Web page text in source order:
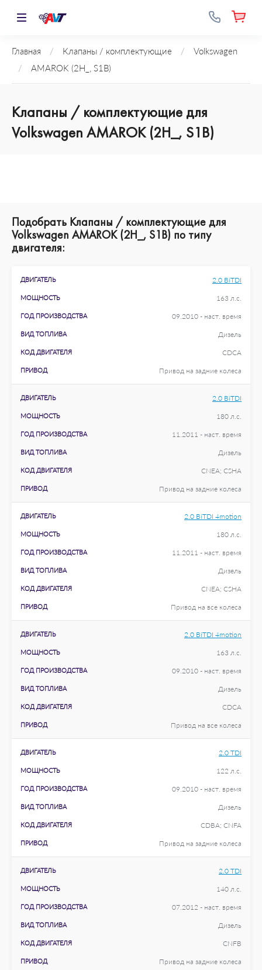
Главная / Клапаны / комплектующие /
Volkswagen
/
AMAROK (2H_, S1B)
Клапаны / комплектующие для
Volkswagen AMAROK (2H_, S1B)
Подобрать Клапаны / комплектующие для
Volkswagen AMAROK (2H_, S1B) по типу
двигателя:
ДВИГАТЕЛЬ 2.0 BiTDI
МОЩНОСТЬ 163 л.с.
ГОД ПРОИЗВОДСТВА 09.2010 - наст. время
ВИД ТОПЛИВА Дизель
КОД ДВИГАТЕЛЯ CDCA
ПРИВОД Привод на задние колеса
ДВИГАТЕЛЬ 2.0 BiTDI
МОЩНОСТЬ 180 л.с.
ГОД ПРОИЗВОДСТВА 11.2011 - наст. время
ВИД ТОПЛИВА Дизель
КОД ДВИГАТЕЛЯ CNEA; CSHA
ПРИВОД Привод на задние колеса
ДВИГАТЕЛЬ 2.0 BiTDI 4motion
МОЩНОСТЬ 180 л.с.
ГОД ПРОИЗВОДСТВА 11.2011 - наст. время
ВИД ТОПЛИВА Дизель
КОД ДВИГАТЕЛЯ CNEA; CSHA
ПРИВОД Привод на все колеса
ДВИГАТЕЛЬ 2.0 BiTDI 4motion
МОЩНОСТЬ 163 л.с.
ГОД ПРОИЗВОДСТВА 09.2010 - наст. время
ВИД ТОПЛИВА Дизель
КОД ДВИГАТЕЛЯ CDCA
ПРИВОД Привод на все колеса
ДВИГАТЕЛЬ 2.0 TDI
МОЩНОСТЬ 122 л.с.
ГОД ПРОИЗВОДСТВА 09.2010 - наст. время
ВИД ТОПЛИВА Дизель
КОД ДВИГАТЕЛЯ CDBA; CNFA
ПРИВОД Привод на задние колеса
ДВИГАТЕЛЬ 2.0 TDI
МОЩНОСТЬ 140 л.с.
ГОД ПРОИЗВОДСТВА 07.2012 - наст. время
ВИД ТОПЛИВА Дизель
КОД ДВИГАТЕЛЯ CNFB
ПРИВОД Привод на задние колеса